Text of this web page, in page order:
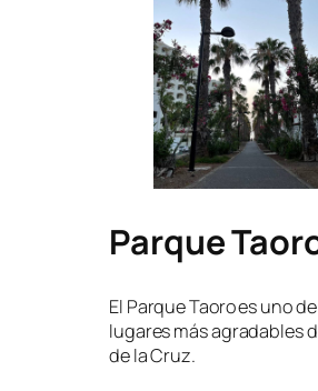
Parque
El Parque Taoro es uno
lugares más agradables
de la Cruz.